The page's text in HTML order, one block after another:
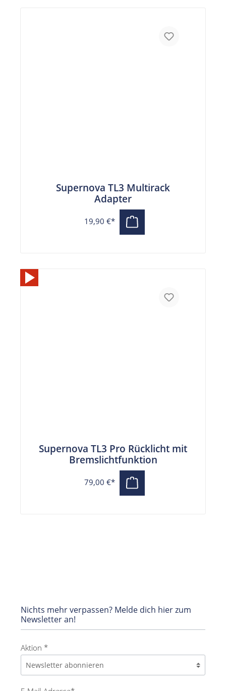
Supernova TL3 Multirack
Adapter
19,90 €*
Supernova TL3 Pro Rücklicht mit
Bremslichtfunktion
79,00 €*
Nichts mehr verpassen? Melde dich hier zum
Newsletter an!
Aktion *